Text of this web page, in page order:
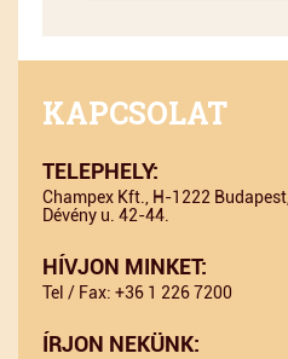
KAPCSOLAT
TELEPHELY:
Champex Kft., H-1222 Budapest,
Dévény u. 42-44.
HÍVJON MINKET:
Tel / Fax: +36 1 226 7200
ÍRJON NEKÜNK: